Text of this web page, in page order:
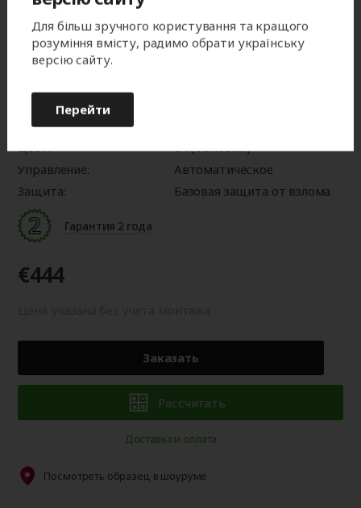
Характеристики:
Серия:
Trend
Размеры:
Профиль:
Защитный короб:
Цвет:
04 (бежевый)
Управление:
Автоматическое
Защита:
Базовая защита от взлома
Гарантия 2 года
€444
Заказать
Рассчитать
Доставка и оплата
Посмотреть образец в шоуруме
Для більш зручного користування та кращого
розуміння вмісту, радимо обрати українську
версію сайту.
Перейти